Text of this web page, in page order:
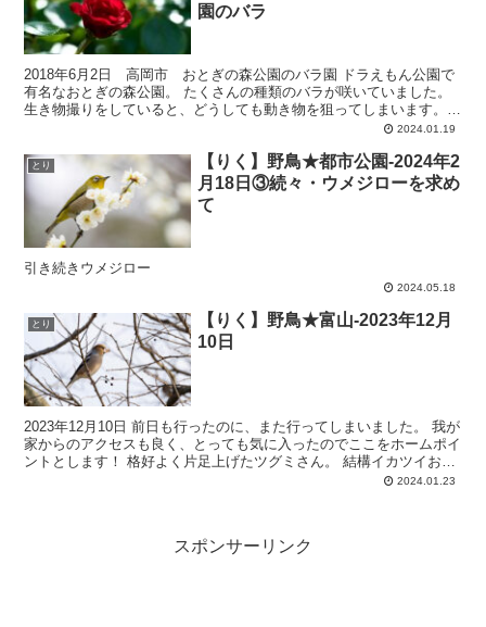
園のバラ
2018年6月2日 高岡市 おとぎの森公園のバラ園 ドラえもん公園で
有名なおとぎの森公園。 たくさんの種類のバラが咲いていました。
生き物撮りをしていると、どうしても動き物を狙ってしまいます。
2024.01.19
とり
【りく】野鳥★都市公園-2024年2
月18日③続々・ウメジローを求め
て
引き続きウメジロー
2024.05.18
とり
【りく】野鳥★富山-2023年12月
10日
2023年12月10日 前日も行ったのに、また行ってしまいました。 我が
家からのアクセスも良く、とっても気に入ったのでここをホームポイ
ントとします！ 格好よく片足上げたツグミさん。 結構イカツイお顔
2024.01.23
スポンサーリンク